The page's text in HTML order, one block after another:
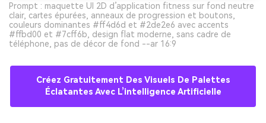
Prompt : maquette UI 2D d’application fitness sur fond neutre
clair, cartes épurées, anneaux de progression et boutons,
couleurs dominantes #ff4d6d et #2de2e6 avec accents
#ffbd00 et #7cff6b, design flat moderne, sans cadre de
téléphone, pas de décor de fond --ar 16:9
Créez Gratuitement Des Visuels De Palettes
Éclatantes Avec L’intelligence Artificielle